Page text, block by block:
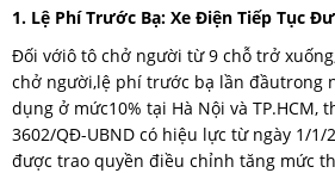
1. Lệ Phí Trước Bạ: Xe Điện Tiếp Tục
Đối vớiô tô chở người từ 9 chỗ trở
chở người,lệ phí trước bạ lần đầutrong
dụng ở mức10% tại Hà Nội và TP.HCM,
3602/QĐ-UBND có hiệu lực từ ngày 1/1/
được trao quyền điều chỉnh tăng mức